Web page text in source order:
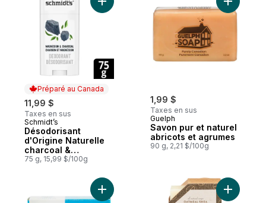
Préparé au Canada
11,99 $
Taxes en sus
Préparé au Canada
Schmidt’s
Désodorisant
d'Origine Naturelle
charcoal &
magnesium
75 g, 15,99 $/100g
Ajouter Désodorisant d'Origine Naturelle
1,99 $
Taxes en sus
Guelph
Savon pur et naturel
abricots et agrumes
90 g, 2,21 $/100g
Ajouter
Ajouter Savonnette doux au panierAjouter